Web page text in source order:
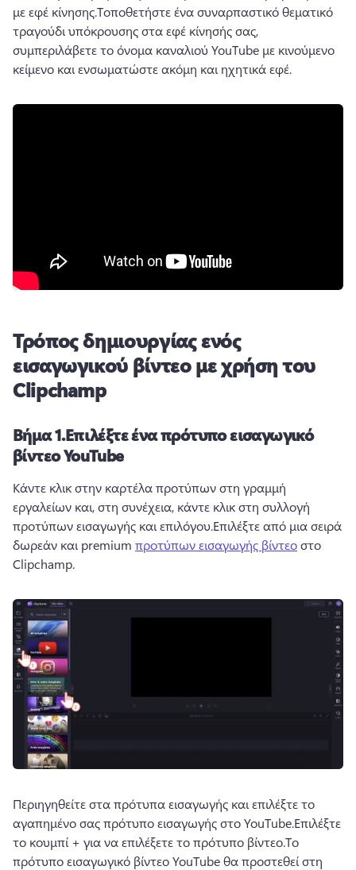
με εφέ κίνησης.Τοποθετήστε ένα συναρπαστικό θεματικό
τραγούδι υπόκρουσης στα εφέ κίνησής σας,
συμπεριλάβετε το όνομα καναλιού YouTube με κινούμενο
κείμενο και ενσωματώστε ακόμη και ηχητικά εφέ.
Τρόπος δημιουργίας ενός
εισαγωγικού βίντεο με χρήση του
Clipchamp
Βήμα 1.Επιλέξτε ένα πρότυπο εισαγωγικό
βίντεο YouTube
Κάντε κλικ στην καρτέλα προτύπων στη γραμμή
εργαλείων και, στη συνέχεια, κάντε κλικ στη συλλογή
προτύπων εισαγωγής και επιλόγου.Επιλέξτε από μια σειρά
δωρεάν και premium προτύπων εισαγωγής βίντεο στο
Clipchamp.
Περιηγηθείτε στα πρότυπα εισαγωγής και επιλέξτε το
αγαπημένο σας πρότυπο εισαγωγής στο YouTube.Επιλέξτε
το κουμπί + για να επιλέξετε το πρότυπο βίντεο.Το
πρότυπο εισαγωγικό βίντεο YouTube θα προστεθεί στη